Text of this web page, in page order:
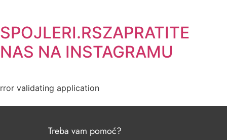
SPOJLERI.RSZAPRATITE
NAS NA INSTAGRAMU
validating application
Treba vam pomoć?